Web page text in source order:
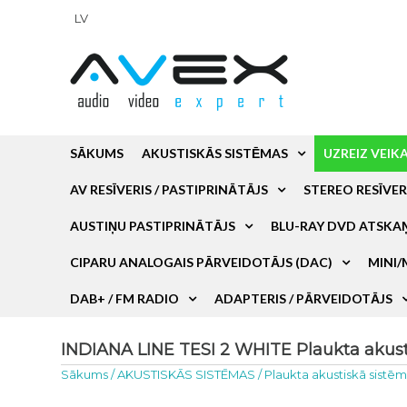
LV
SĀKUMS AKUSTISKĀS SISTĒMAS UZREIZ
AV RESĪVERIS / PASTIPRINĀTĀJS STEREO
AUSTIŅU PASTIPRINĀTĀJS BLU-RAY DVD
CIPARU ANALOGAIS PĀRVEIDOTĀJS (DAC) MINI/
DAB+ / FM RADIO ADAPTERIS / PĀRVEIDOTĀJS
INDIANA LINE TESI 2 WHITE Plaukta
Sākums/AKUSTISKĀS SISTĒMAS /Plaukta akustiskā